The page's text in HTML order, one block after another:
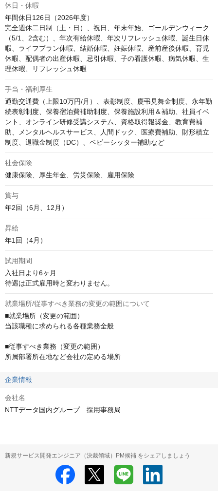
休日・休暇
年間休日126日（2026年度）
完全週休二日制（土・日）、祝日、年末年始、ゴールデンウィーク
（5/1、2含む）、年次有給休暇、年次リフレッシュ休暇、誕生日休
暇、ライフプラン休暇、結婚休暇、妊娠休暇、産前産後休暇、育児
休暇、配偶者の出産休暇、忌引休暇、子の看護休暇、病気休暇、生
理休暇、リフレッシュ休暇
手当・福利厚生
通勤交通費（上限10万円/月）、表彰制度、慶弔見舞金制度、永年勤
続表彰制度、保養宿泊費補助制度、保養施設利用＆補助、社員イベ
ント、オンライン研修受講システム、資格取得報奨金、教育費補
助、メンタルヘルスサービス、人間ドック、医療費補助、財形積立
制度、退職金制度（DC）、ベビーシッター補助など
社会保険
健康保険、厚生年金、労災保険、雇用保険
賞与
年2回（6月、12月）
昇給
年1回（4月）
試用期間
入社日より6ヶ月
待遇は正式雇用時と変わりません。
就業場所/従事すべき業務の変更の範囲について
■就業場所（変更の範囲）
当該職種に求められる各種業務全般
■従事すべき業務（変更の範囲）
所属部署所在地など会社の定める場所
企業情報
会社名
NTTデータ国内グループ 採用事務局
新規サービス開発エンジニア（決裁領域）PM候補 をシェアしましょう